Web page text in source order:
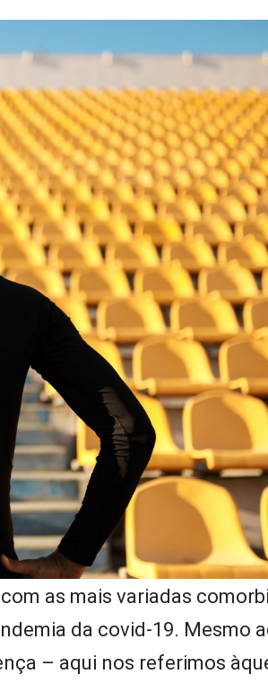
as mais variadas
da covid-19. Mesmo
– aqui nos referimos